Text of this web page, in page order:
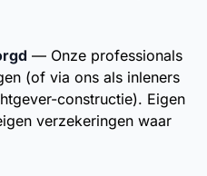
— Onze professionals
(of via ons als inleners
constructie). Eigen
verzekeringen waar